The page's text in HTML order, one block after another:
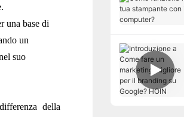
una base di
un
suo
della